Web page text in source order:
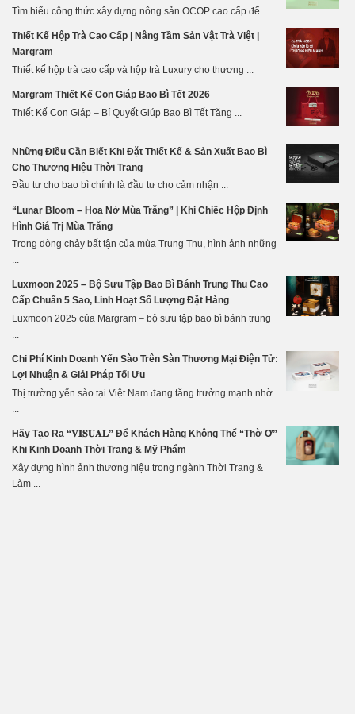
Tìm hiểu công thức xây dựng nông sản OCOP cao cấp để ...
Thiết Kế Hộp Trà Cao Cấp | Nâng Tầm Sản Vật Trà Việt |
Margram
Thiết kế hộp trà cao cấp và hộp trà Luxury cho thương ...
Margram Thiết Kế Con Giáp Bao Bì Tết 2026
Thiết Kế Con Giáp – Bí Quyết Giúp Bao Bì Tết Tăng ...
Những Điều Cần Biết Khi Đặt Thiết Kế & Sản Xuất Bao Bì
Cho Thương Hiệu Thời Trang
Đầu tư cho bao bì chính là đầu tư cho cảm nhận ...
“Lunar Bloom – Hoa Nở Mùa Trăng” | Khi Chiếc Hộp Định
Hình Giá Trị Mùa Trăng
Trong dòng chảy bất tận của mùa Trung Thu, hình ảnh những
...
Luxmoon 2025 – Bộ Sưu Tập Bao Bì Bánh Trung Thu Cao
Cấp Chuẩn 5 Sao, Linh Hoạt Số Lượng Đặt Hàng
Luxmoon 2025 của Margram – bộ sưu tập bao bì bánh trung
Chi Phí Kinh Doanh Yến Sào Trên Sàn Thương Mại Điện Tử:
Lợi Nhuận & Giải Pháp Tối Ưu
Thị trường yến sào tại Việt Nam đang tăng trưởng mạnh nhờ
Hãy Tạo Ra “𝐕𝐈𝐒𝐔𝐀𝐋” Để Khách Hàng Không Thể “Thờ Ơ”
Khi Kinh Doanh Thời Trang & Mỹ Phẩm
Xây dựng hình ảnh thương hiệu trong ngành Thời Trang &
Làm ...